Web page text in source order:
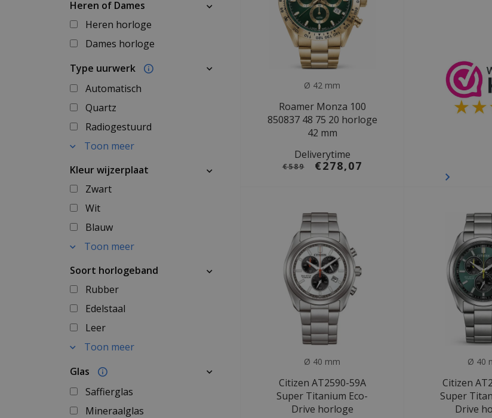
Heren of Dames
Heren horloge
Dames horloge
Type uurwerk
Automatisch
Quartz
Radiogestuurd
Toon meer
Kleur wijzerplaat
Zwart
Wit
Blauw
Toon meer
Soort horlogeband
Rubber
Edelstaal
Leer
Toon meer
Glas
Saffierglas
Mineraalglas
Ø 42 mm
Roamer Monza 100
850837 48 75 20 horloge
42 mm
Deliverytime
€589 €278,07
Ø 40 mm
Citizen AT2590-59A
Super Titanium Eco-
Drive horloge
Ø 40
Citizen
Super
Drive